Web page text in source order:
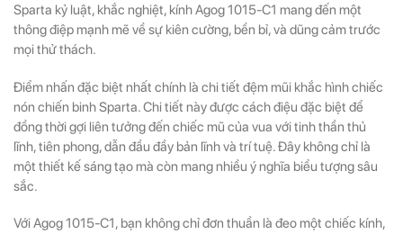
Sparta kỷ luật, khắc nghiệt, kính Agog 1015-C1 mang đến một
thông điệp mạnh mẽ về sự kiên cường, bền bỉ, và dũng cảm trước
mọi thử thách.
Điểm nhấn đặc biệt nhất chính là chi tiết đệm mũi khắc hình chiếc
nón chiến binh Sparta. Chi tiết này được cách điệu đặc biệt để
đồng thời gợi liên tưởng đến chiếc mũ của vua với tinh thần thủ
lĩnh, tiên phong, dẫn đầu đầy bản lĩnh và trí tuệ. Đây không chỉ là
một thiết kế sáng tạo mà còn mang nhiều ý nghĩa biểu tượng sâu
sắc.
Với Agog 1015-C1, bạn không chỉ đơn thuần là đeo một chiếc kính,